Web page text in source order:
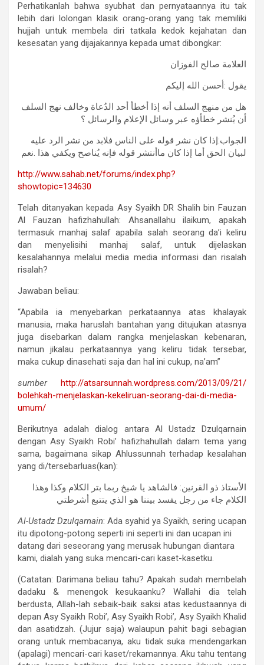
Perhatikanlah bahwa syubhat dan pernyataannya itu tak
lebih dari lolongan klasik orang-orang yang tak memiliki
hujjah untuk membela diri tatkala kedok kejahatan dan
kesesatan yang dijajakannya kepada umat dibongkar:
العلامة صالح الفوزان
يقول :أحسن الله إليكم
هل من منهج السلف أنه إذا أخطأ أحد الدُعاة وخالف نهج السلف
أن يُنشر خطأؤه عبر وسائل الإعلام والرسائل ؟
الجواب:إذا كان نشر قوله على الناس فلابد من نشر الرد عليه
لبيان الحق أما إذا كان ماأنتشر قوله فإنه يُناصح ويكفي هذا .نعم
http://www.sahab.net/forums/index.php?
showtopic=134630
Telah ditanyakan kepada Asy Syaikh DR Shalih bin Fauzan
Al Fauzan hafizhahullah: Ahsanallahu ilaikum, apakah
termasuk manhaj salaf apabila salah seorang da’i keliru
dan menyelisihi manhaj salaf, untuk dijelaskan
kesalahannya melalui media media informasi dan risalah
risalah?
Jawaban beliau:
“Apabila ia menyebarkan perkataannya atas khalayak
manusia, maka haruslah bantahan yang ditujukan atasnya
juga disebarkan dalam rangka menjelaskan kebenaran,
namun jikalau perkataannya yang keliru tidak tersebar,
maka cukup dinasehati saja dan hal ini cukup, na’am”
sumber
http://atsarsunnah.wordpress.com/2013/09/21/
bolehkah-menjelaskan-kekeliruan-seorang-dai-di-media-
umum/
Berikutnya adalah dialog antara Al Ustadz Dzulqarnain
dengan Asy Syaikh Robi’ hafizhahullah dalam tema yang
sama, bagaimana sikap Ahlussunnah terhadap kesalahan
yang di/tersebarluas(kan):
الأستاذ ذو القرنين: فالشاهد يا شيخ ربما بتر الكلام وكذا وهذا
الكلام جاء من رجل يفسد بيننا هو الذي يتتبع أشرطتي
Al-Ustadz Dzulqarnain: Ada syahid ya Syaikh, sering ucapan
itu dipotong-potong seperti ini seperti ini dan ucapan ini
datang dari seseorang yang merusak hubungan diantara
kami, dialah yang suka mencari-cari kaset-kasetku.
(Catatan: Darimana beliau tahu? Apakah sudah membelah
dadaku & menengok kesukaanku? Wallahi dia telah
berdusta, Allah-lah sebaik-baik saksi atas kedustaannya di
depan Asy Syaikh Robi’, Asy Syaikh Robi’, Asy Syaikh Khalid
dan asatidzah. (Jujur saja) walaupun pahit bagi sebagian
orang untuk membacanya, aku tidak suka mendengarkan
(apalagi) mencari-cari kaset/rekamannya. Aku tahu tentang